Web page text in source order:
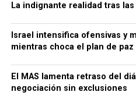
La indignante realidad tras
Israel intensifica ofensivas y
mientras choca el plan de paz
El MAS lamenta retraso del
negociación sin exclusiones